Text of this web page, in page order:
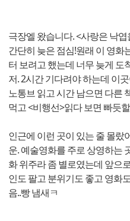
극장엘 왔습니다. <사랑은 낙
간단히 늦은 점심!원래 이 영화
터 보려고 했는데 너무 늦게 도
저. 2시간 기다려야 하는데 이
노통브 읽고 시간 남으면 다른
먹고 <비행선>읽다 보면 빠듯
인근에 이런 곳이 있는 줄 몰랐
운. 예술영화를 주로 상영하는
화 위주라 좀 별로였는데 앞으
인도 팔고 분위기도 좋고 영화
음..빵 냄새ㅋ